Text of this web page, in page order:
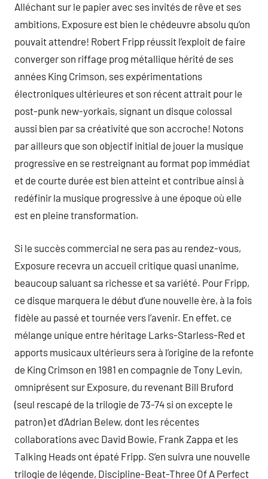
Alléchant sur le papier avec ses invités de rêve et ses
ambitions, Exposure est bien le chédeuvre absolu qu’on
pouvait attendre! Robert Fripp réussit l’exploit de faire
converger son riffage prog métallique hérité de ses
années King Crimson, ses expérimentations
électroniques ultérieures et son récent attrait pour le
post-punk new-yorkais, signant un disque colossal
aussi bien par sa créativité que son accroche! Notons
par ailleurs que son objectif initial de jouer la musique
progressive en se restreignant au format pop immédiat
et de courte durée est bien atteint et contribue ainsi à
redéfinir la musique progressive à une époque où elle
est en pleine transformation.
Si le succès commercial ne sera pas au rendez-vous,
Exposure recevra un accueil critique quasi unanime,
beaucoup saluant sa richesse et sa variété. Pour Fripp,
ce disque marquera le début d’une nouvelle ère, à la fois
fidèle au passé et tournée vers l’avenir. En effet, ce
mélange unique entre héritage Larks-Starless-Red et
apports musicaux ultérieurs sera à l’origine de la refonte
de King Crimson en 1981 en compagnie de Tony Levin,
omniprésent sur Exposure, du revenant Bill Bruford
(seul rescapé de la trilogie de 73-74 si on excepte le
patron) et d’Adrian Belew, dont les récentes
collaborations avec David Bowie, Frank Zappa et les
Talking Heads ont épaté Fripp. S’en suivra une nouvelle
trilogie de légende, Discipline-Beat-Three Of A Perfect